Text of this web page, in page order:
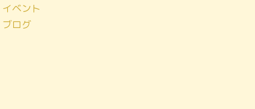
イベント
ブログ